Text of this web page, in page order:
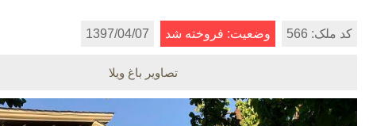
کد ملک: 566 وضعیت: فروخته شد 1397/04/07
تصاویر باغ ویلا